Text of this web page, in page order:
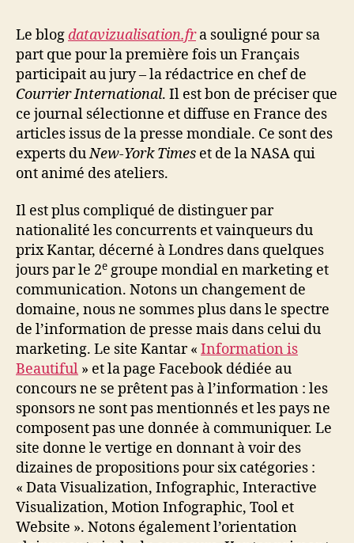
Le blogdatavizualisation.fra souligné pour sa
part que pour la première fois un Français
participait au jury – la rédactrice en chef de
Courrier International. Il est bon de préciser que
ce journal sélectionne et diffuse en France des
articles issus de la presse mondiale. Ce sont des
experts duNew-York Times et de la NASA qui
ont animé des ateliers.
Il est plus compliqué de distinguer par
nationalité les concurrents et vainqueurs du
prix Kantar, décerné à Londres dans quelques
jours par le 2e groupe mondial en marketing et
communication. Notons un changement de
domaine, nous ne sommes plus dans le spectre
de l’information de presse mais dans celui du
marketing. Le site Kantar « Information is
Beautiful » et la page Facebook dédiée au
concours ne se prêtent pas à l’information : les
sponsors ne sont pas mentionnés et les pays ne
composent pas une donnée à communiquer. Le
site donne le vertige en donnant à voir des
dizaines de propositions pour six catégories :
« Data Visualization, Infographic, Interactive
Visualization, Motion Infographic, Tool et
Website ». Notons également l’orientation